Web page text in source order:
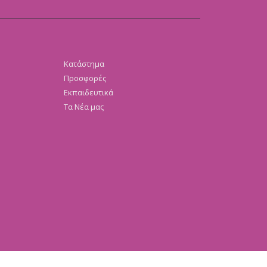
Κατάστημα
Προσφορές
Εκπαιδευτικά
Τα Νέα μας